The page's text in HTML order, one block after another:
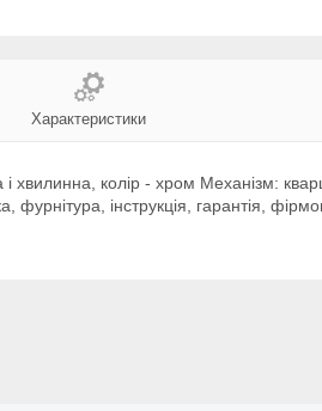
Характеристики
хвилинна, колір - хром Механізм:
інструкція, гарантія,